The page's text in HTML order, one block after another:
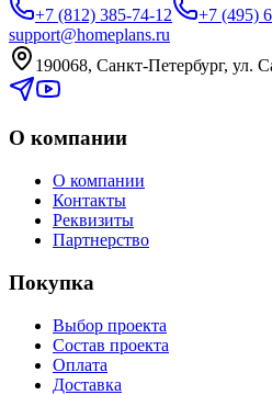
+7 (812) 385-74-12
+7 (495)
support@homeplans.ru
190068, Санкт-Петербург, ул.
О компании
О компании
Контакты
Реквизиты
Партнерство
Покупка
Выбор проекта
Состав проекта
Оплата
Доставка